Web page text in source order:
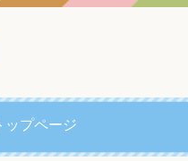
ップページ